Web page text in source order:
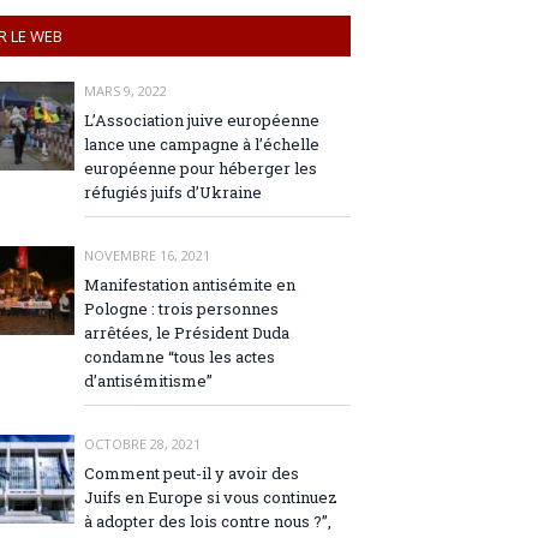
LE WEB
MARS 9, 2022
L’Association juive européenne
lance une campagne à l’échelle
européenne pour héberger les
réfugiés juifs d’Ukraine
NOVEMBRE 16, 2021
Manifestation antisémite en
Pologne : trois personnes
arrêtées, le Président Duda
condamne “tous les actes
d’antisémitisme”
OCTOBRE 28, 2021
Comment peut-il y avoir des
Juifs en Europe si vous continuez
à adopter des lois contre nous ?”,